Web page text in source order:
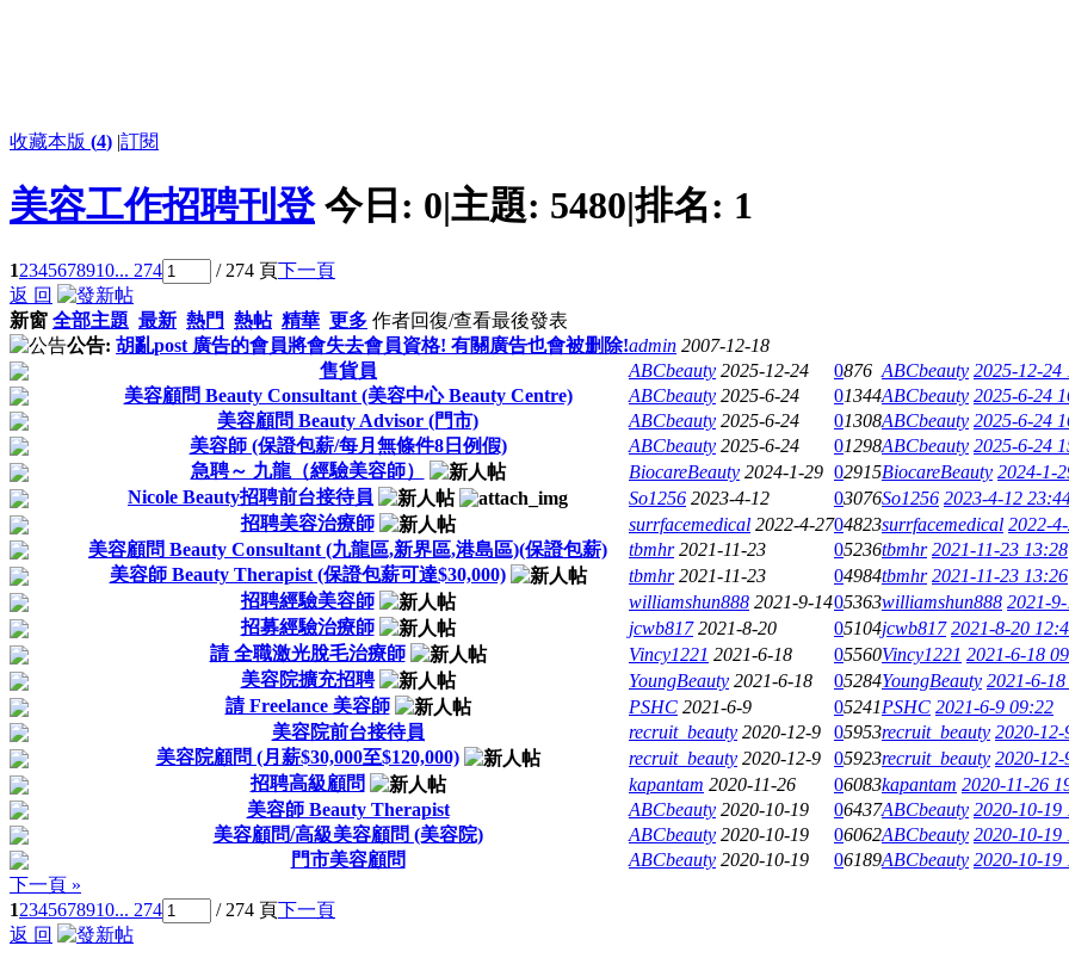
收藏本版 (4) |訂閱
美容工作招聘刊登 今日: 0|主題: 5480|排名: 1
12345678910... 274 / 274 頁下一頁
返 回
新窗 全部主題 最新 熱門 熱帖 精華 更多 作者回復/查看最後發表
公告: 胡亂post 廣告的會員將會失去會員資格! 有關廣告也會被删除!admin 2007-12-18
售貨員
ABCbeauty 2025-12-24 0876 ABCbeauty 2025-12-24
美容顧問 Beauty Consultant (美容中心 Beauty Centre)
ABCbeauty 2025-6-24 01344ABCbeauty 2025-6-24
美容顧問 Beauty Advisor (門市)
ABCbeauty 2025-6-24 01308ABCbeauty 2025-6-24
美容師 (保證包薪/每月無條件8日例假)
ABCbeauty 2025-6-24 01298ABCbeauty 2025-6-24
急聘～ 九龍（經驗美容師）
BiocareBeauty 2024-1-29 02915BiocareBeauty 2024-1-
Nicole Beauty招聘前台接待員
So1256 2023-4-12 03076So1256 2023-4-12
招聘美容治療師
surrfacemedical 2022-4-2704823surrfacemedical 2022-
美容顧問 Beauty Consultant (九龍區,新界區,港島區)(保證包薪)
tbmhr 2021-11-23 05236tbmhr 2021-11-23 13:28
美容師 Beauty Therapist (保證包薪可達$30,000)
tbmhr 2021-11-23 04984tbmhr 2021-11-23 13:26
招聘經驗美容師
williamshun888 2021-9-1405363williamshun888 2021-
招募經驗治療師
jcwb817 2021-8-20 05104jcwb817 2021-8-20
請 全職激光脫毛治療師
Vincy1221 2021-6-18 05560Vincy1221 2021-6-18
美容院擴充招聘
YoungBeauty 2021-6-18 05284YoungBeauty 2021-6-
請 Freelance 美容師
PSHC 2021-6-9 05241PSHC 2021-6-9 09:22
美容院前台接待員
recruit_beauty 2020-12-9 05953recruit_beauty 2020-12-
美容院顧問 (月薪$30,000至$120,000)
recruit_beauty 2020-12-9 05923recruit_beauty 2020-12-
招聘高級顧問
kapantam 2020-11-26 06083kapantam 2020-11-26
美容師 Beauty Therapist
ABCbeauty 2020-10-19 06437ABCbeauty 2020-10-19
美容顧問/高級美容顧問 (美容院)
ABCbeauty 2020-10-19 06062ABCbeauty 2020-10-19
門市美容顧問
ABCbeauty 2020-10-19 06189ABCbeauty 2020-10-19
下一頁 »
12345678910... 274 / 274 頁下一頁
返 回